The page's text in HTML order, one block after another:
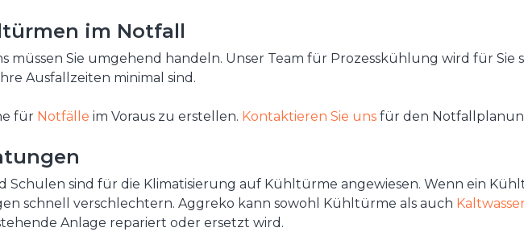
im Notfall
müssen Sie umgehend handeln. Unser Team für Prozesskühlung wird für
Ausfallzeiten minimal sind.
für Notfälle im Voraus zu erstellen. Kontaktieren Sie uns für den
Schulen sind für die Klimatisierung auf Kühltürme angewiesen. Wenn ein
schnell verschlechtern. Aggreko kann sowohl Kühltürme als auch
Anlage repariert oder ersetzt wird.